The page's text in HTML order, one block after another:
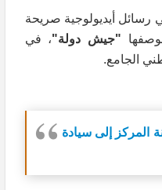
رسائل أيديولوجية صريحة
"جيش دولة"، في
الجامع.
المركز إلى سيادة